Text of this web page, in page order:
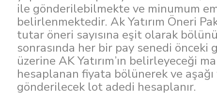
ile gönderilebilmekte ve minumum
belirlenmektedir. Ak Yatırım Öneri
tutar öneri sayısına eşit olarak
sonrasında her bir pay senedi önceki
üzerine AK Yatırım’ın belirleyeceği
hesaplanan fiyata bölünerek ve
gönderilecek lot adedi hesaplanır.